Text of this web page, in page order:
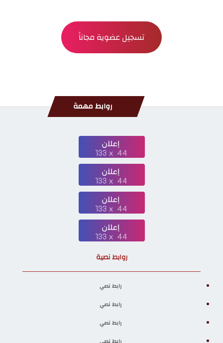
تسجيل عضوية مجاناً
روابط مهمة
روابط نصية
رابط نصي
رابط نصي
رابط نصي